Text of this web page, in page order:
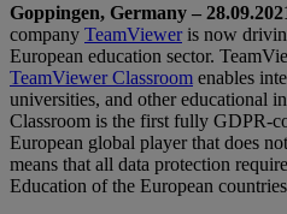
Goppingen, Germany –
company TeamVieweris now
European education sector.
TeamViewer Classroom enables
universities, and other educational
Classroom is the first fully GDPR-
European global player that does
means that all data protection
Education of the European